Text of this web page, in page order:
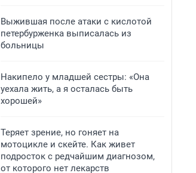
Выжившая после атаки с кислотой
петербурженка выписалась из
больницы
Накипело у младшей сестры: «Она
уехала жить, а я осталась быть
хорошей»
Теряет зрение, но гоняет на
мотоцикле и скейте. Как живет
подросток с редчайшим диагнозом,
от которого нет лекарств